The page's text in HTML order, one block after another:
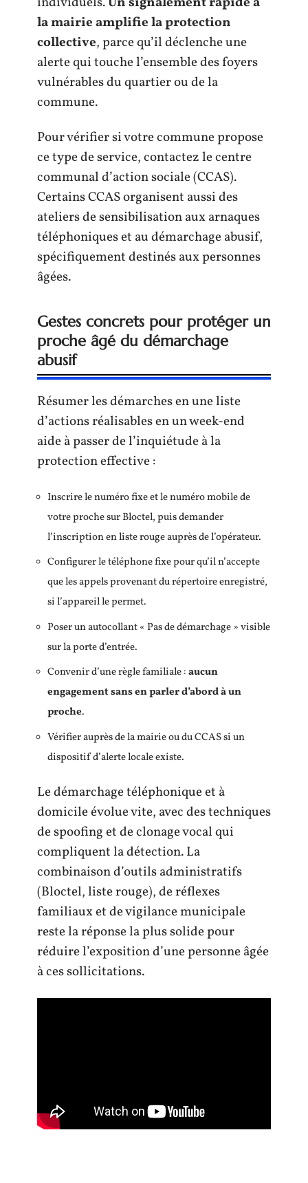
la mairie amplifie la protection
collective, parce qu’il déclenche une
alerte qui touche l’ensemble des foyers
vulnérables du quartier ou de la
commune.
Pour vérifier si votre commune propose
ce type de service, contactez le centre
communal d’action sociale (CCAS).
Certains CCAS organisent aussi des
ateliers de sensibilisation aux arnaques
téléphoniques et au démarchage abusif,
spécifiquement destinés aux personnes
âgées.
Gestes concrets pour protéger un
proche âgé du démarchage
abusif
Résumer les démarches en une liste
d’actions réalisables en un week-end
aide à passer de l’inquiétude à la
protection effective :
Inscrire le numéro fixe et le numéro mobile de
votre proche sur Bloctel, puis demander
l’inscription en liste rouge auprès de l’opérateur.
Configurer le téléphone fixe pour qu’il n’accepte
que les appels provenant du répertoire enregistré,
si l’appareil le permet.
Poser un autocollant « Pas de démarchage » visible
sur la porte d’entrée.
Convenir d’une règle familiale :aucun
engagement sans en parler d’abord à un
proche.
Vérifier auprès de la mairie ou du CCAS si un
dispositif d’alerte locale existe.
Le démarchage téléphonique et à
domicile évolue vite, avec des techniques
de spoofing et de clonage vocal qui
compliquent la détection. La
combinaison d’outils administratifs
(Bloctel, liste rouge), de réflexes
familiaux et de vigilance municipale
reste la réponse la plus solide pour
réduire l’exposition d’une personne âgée
à ces sollicitations.